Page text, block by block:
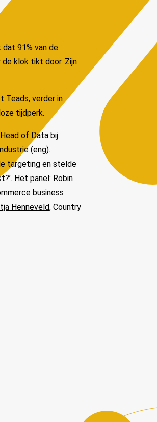
dat 91% van de
de klok tikt door. Zijn
Teads, verder in
tijdperk.
of Data bij
(eng).
targeting en stelde
Het panel: Robin
business
Henneveld, Country